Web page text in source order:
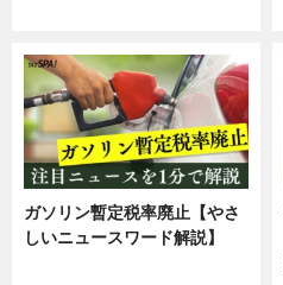
ガソリン暫定税率廃止【やさ
しいニュースワード解説】